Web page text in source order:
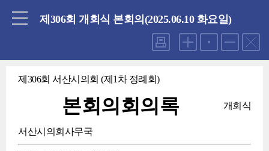
제306회 개회식 본회의(2025.06.10 화요일)
제306회 서산시의회 (제1차 정례회)
본회의회의록 개회식
서산시의회사무국